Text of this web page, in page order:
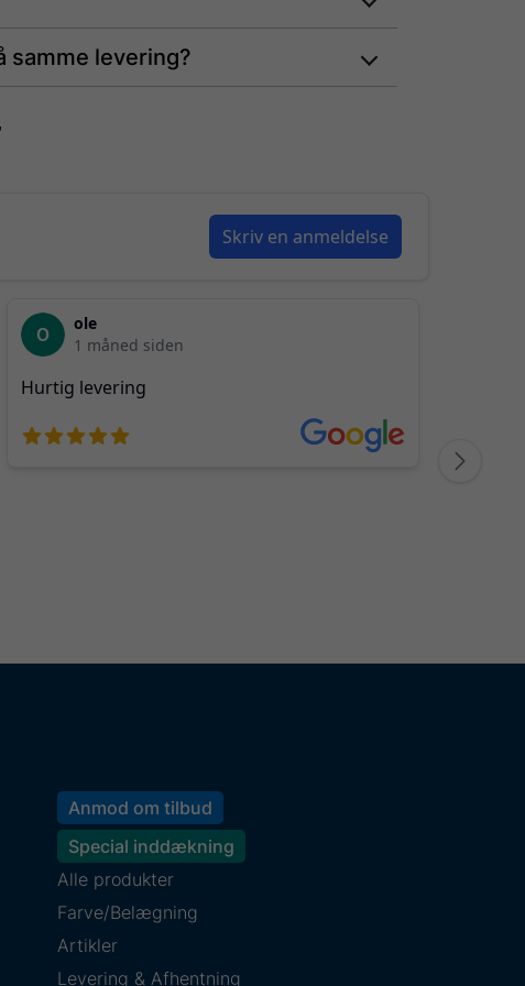
samme levering?
Anmod om tilbud
Special inddækning
Alle produkter
Farve/Belægning
Artikler
Levering & Afhentning